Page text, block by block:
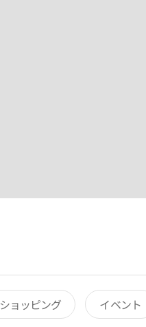
ショッピング イベント